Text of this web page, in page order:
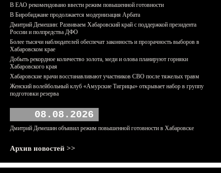
В ЕАО рекомендовано ввести режим повышенной готовности
В Биробиджане продолжается модернизация Арбата
Дмитрий Демешин: Развиваем Хабаровский край с поддержкой президента
России и полпредства ДФО
Более тысячи наблюдателей обеспечат законность и прозрачность выборов в
Хабаровском крае
Добыть рекордное количество золота, меди и олова планируют горняки
Хабаровского края
Хабаровские врачи восстанавливают участников СВО после тяжелых травм
Женский волейбольный клуб «Амурские Тигрицы» открывает набор в группу
подготовки резерва
08.08.2026
Дмитрий Демешин объявил режим повышенной готовности в Хабаровске
Архив новостей >>